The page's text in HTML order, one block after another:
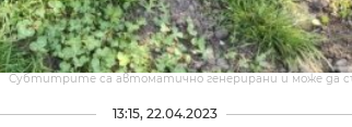
Субтитрите са автоматично генерирани и може да
13:15, 22.04.2023